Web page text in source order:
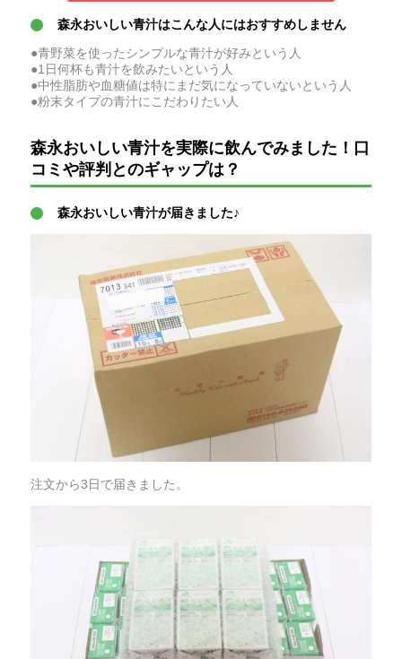
森永おいしい青汁はこんな人にはおすすめしません
●青野菜を使ったシンプルな青汁が好みという人
●1日何杯も青汁を飲みたいという人
●中性脂肪や血糖値は特にまだ気になっていないという人
●粉末タイプの青汁にこだわりたい人
森永おいしい青汁を実際に飲んでみました！口
コミや評判とのギャップは？
森永おいしい青汁が届きました♪
注文から3日で届きました。